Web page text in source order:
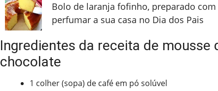
Bolo de laranja fofinho, preparado
perfumar a sua casa no Dia dos Pais
Ingredientes da receita de mousse
chocolate
1 colher (sopa) de café em pó solúvel